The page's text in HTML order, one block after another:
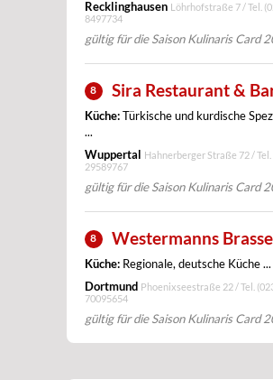
Recklinghausen Löhrhofstraße 7 / Tel.
8497734
gültig für die Saison Kulinaris Card
8 Sira Restaurant &
Küche:Türkische und kurdische
...
Wuppertal Hahnerberger Straße 72 / Tel.
29589767
gültig für die Saison Kulinaris Card
8 Westermanns
Küche: Regionale, deutsche Küche ...
Dortmund Phoenixseestraße 22 / Tel.
70095654
gültig für die Saison Kulinaris Card